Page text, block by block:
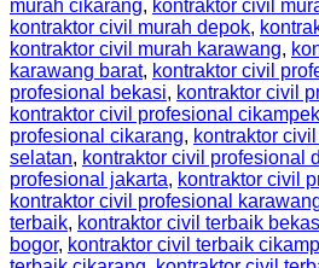
murah cikarang, kontraktor civil
kontraktor civil murah depok,
kontraktor civil murah karawang,
karawang barat, kontraktor civil
profesional bekasi, kontraktor civil
kontraktor civil profesional cikampek
profesional cikarang, kontraktor
selatan, kontraktor civil profesional
profesional jakarta, kontraktor civil
kontraktor civil profesional
terbaik, kontraktor civil terbaik
bogor, kontraktor civil terbaik